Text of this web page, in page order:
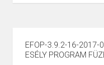
EFOP-3.9.2-16-2017-
ESÉLY PROGRAM